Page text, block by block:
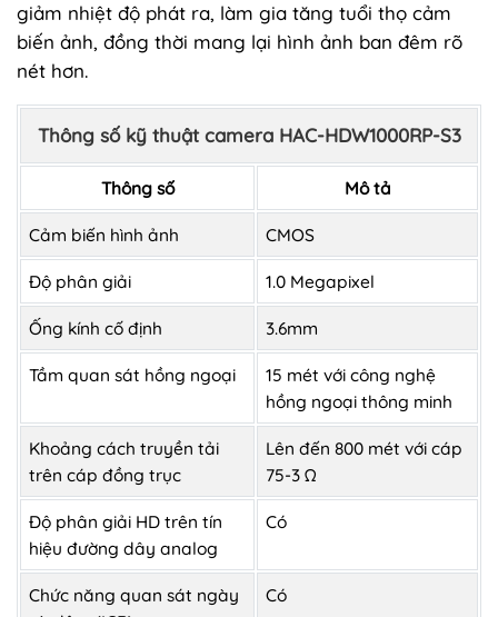
giảm nhiệt độ phát ra, làm gia tăng tuổi thọ cảm
biến ảnh, đồng thời mang lại hình ảnh ban đêm rõ
nét hơn.
Thông số kỹ thuật camera HAC-HDW1000RP-S3
Thông số Mô tả
Cảm biến hình ảnh CMOS
Độ phân giải 1.0 Megapixel
Ống kính cố định 3.6mm
Tầm quan sát hồng ngoại
15 mét với công nghệ
hồng ngoại thông minh
Khoảng cách truyền tải
trên cáp đồng trục
Lên đến 800 mét với cáp
75-3 Ω
Độ phân giải HD trên tín
hiệu đường dây analog
Có
Chức năng quan sát ngày
Có